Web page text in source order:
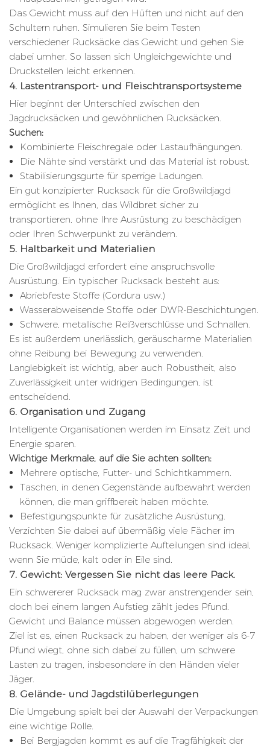
Das Gewicht muss auf den Hüften und nicht auf den
Schultern ruhen. Simulieren Sie beim Testen
verschiedener Rucksäcke das Gewicht und gehen Sie
dabei umher. So lassen sich Ungleichgewichte und
Druckstellen leicht erkennen.
4. Lastentransport- und Fleischtransportsysteme
Hier beginnt der Unterschied zwischen den
Jagdrucksäcken und gewöhnlichen Rucksäcken.
Suchen:
Kombinierte Fleischregale oder Lastaufhängungen.
Die Nähte sind verstärkt und das Material ist robust.
Stabilisierungsgurte für sperrige Ladungen.
Ein gut konzipierter Rucksack für die Großwildjagd
ermöglicht es Ihnen, das Wildbret sicher zu
transportieren, ohne Ihre Ausrüstung zu beschädigen
oder Ihren Schwerpunkt zu verändern.
5. Haltbarkeit und Materialien
Die Großwildjagd erfordert eine anspruchsvolle
Ausrüstung. Ein typischer Rucksack besteht aus:
Abriebfeste Stoffe (Cordura usw.)
Wasserabweisende Stoffe oder DWR-Beschichtungen.
Schwere, metallische Reißverschlüsse und Schnallen.
Es ist außerdem unerlässlich, geräuscharme Materialien
ohne Reibung bei Bewegung zu verwenden.
Langlebigkeit ist wichtig, aber auch Robustheit, also
Zuverlässigkeit unter widrigen Bedingungen, ist
entscheidend.
6. Organisation und Zugang
Intelligente Organisationen werden im Einsatz Zeit und
Energie sparen.
Wichtige Merkmale, auf die Sie achten sollten:
Mehrere optische, Futter- und Schichtkammern.
Taschen, in denen Gegenstände aufbewahrt werden
können, die man griffbereit haben möchte.
Befestigungspunkte für zusätzliche Ausrüstung.
Verzichten Sie dabei auf übermäßig viele Fächer im
Rucksack. Weniger komplizierte Aufteilungen sind ideal,
wenn Sie müde, kalt oder in Eile sind.
7. Gewicht: Vergessen Sie nicht das leere Pack.
Ein schwererer Rucksack mag zwar anstrengender sein,
doch bei einem langen Aufstieg zählt jedes Pfund.
Gewicht und Balance müssen abgewogen werden.
Ziel ist es, einen Rucksack zu haben, der weniger als 6-7
Pfund wiegt, ohne sich dabei zu füllen, um schwere
Lasten zu tragen, insbesondere in den Händen vieler
Jäger.
8. Gelände- und Jagdstilüberlegungen
Die Umgebung spielt bei der Auswahl der Verpackungen
eine wichtige Rolle.
Bei Bergjagden kommt es auf die Tragfähigkeit der